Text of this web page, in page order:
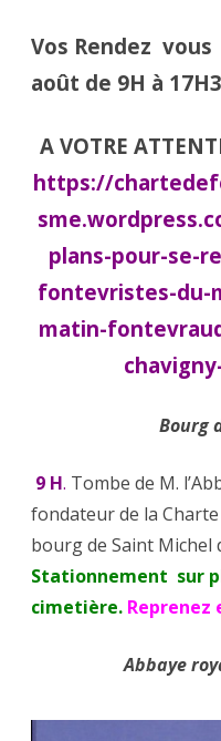
Vos Rendez
août de 9H à
A VOTRE
https://
plans-pour-se-
fontevristes-du-
matin-
Bourg
9 H. Tombe de M.
fondateur de la
bourg de Saint
Stationnement sur
cimetière.
Abbaye